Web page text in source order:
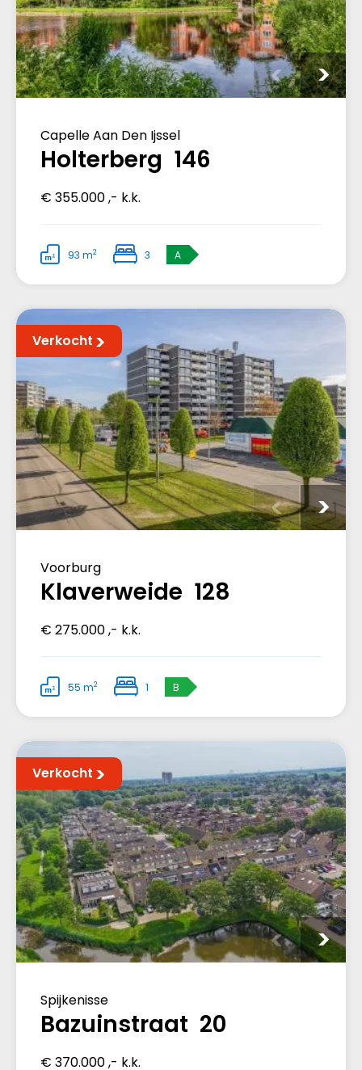
Capelle Aan Den Ijssel
Holterberg 146
€ 355.000 ,- k.k.
93 m2 3 A
Verkocht
Voorburg
Klaverweide 128
€ 275.000 ,- k.k.
55 m2 1 B
Verkocht
Spijkenisse
Bazuinstraat 20
€ 370.000 ,- k.k.